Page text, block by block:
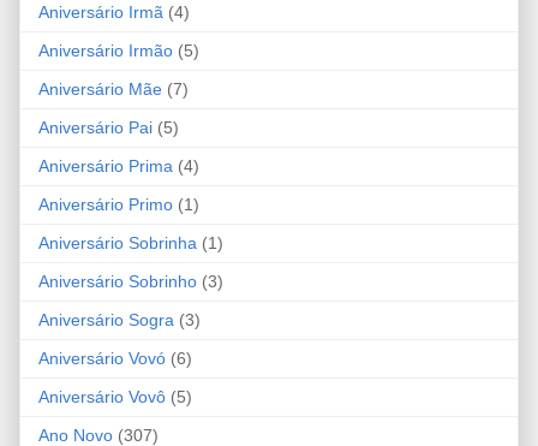
Aniversário Irmã (4)
Aniversário Irmão (5)
Aniversário Mãe (7)
Aniversário Pai (5)
Aniversário Prima (4)
Aniversário Primo (1)
Aniversário Sobrinha (1)
Aniversário Sobrinho (3)
Aniversário Sogra (3)
Aniversário Vovó (6)
Aniversário Vovô (5)
Ano Novo (307)